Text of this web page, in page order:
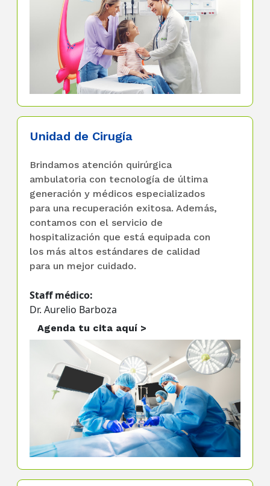
Unidad de Cirugía
Brindamos atención quirúrgica
ambulatoria con tecnología de última
generación y médicos especializados
para una recuperación exitosa. Además,
contamos con el servicio de
hospitalización que está equipada con
los más altos estándares de calidad
para un mejor cuidado.
Staff médico:
Dr. Aurelio Barboza
Agenda tu cita aquí >